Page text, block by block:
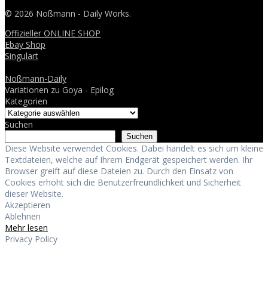
© 2026 Noßmann - Daily Works.
Offizieller ONLINE SHOP
Ebay Shop
Singulart
Noßmann-Daily
Variationen zu Goya - Epilog
Kategorien
Suchen
Suchen
Diese Website verwendet Cookies. Dabei handelt es sich um kleine
Textdateien, welche auf Ihrem Endgerät gespeichert werden. Ihr
Browser greift auf diese Dateien zu. Durch den Einsatz von
Cookies erhöht sich die Benutzerfreundlichkeit und Sicherheit
dieser Website.
Akzeptieren
Ablehnen
Mehr lesen
Privacy Policy